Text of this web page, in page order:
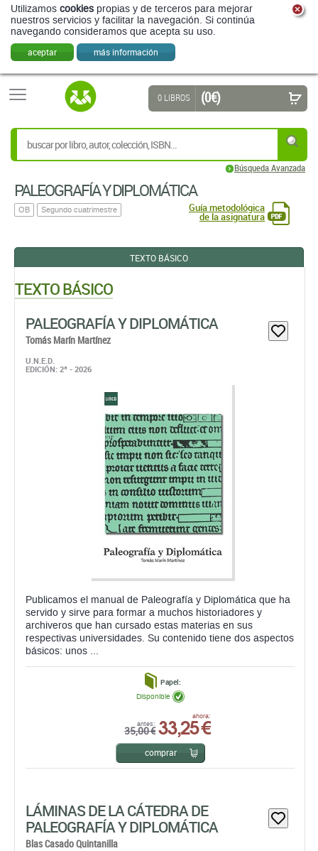
Utilizamos cookies propias y de terceros para mejorar
nuestros servicios y facilitar la navegación. Si continúa
navegando consideramos que acepta su uso.
aceptar más información
Búsqueda Avanzada
0 LIBROS (0 €)
PALEOGRAFÍA Y DIPLOMÁTICA
OB Segundo cuatrimestre Guía metodológica
de la asignatura
TEXTO BÁSICO
TEXTO BÁSICO
PALEOGRAFÍA Y DIPLOMÁTICA
Tomás Marín Martínez
U.N.E.D.
EDICIÓN: 2ª - 2026
Publicamos el manual de Paleografía y Diplomática que ha
servido y sirve para formar a muchos historiadores y
archiveros que han cursado estas materias en sus
respectivas universidades. Su contenido tiene dos aspectos
básicos: unos ...
Papel:
antes:
35,00 €
ahora:
33,25 €
Disponible
comprar
LÁMINAS DE LA CÁTEDRA DE
PALEOGRAFÍA Y DIPLOMÁTICA
Blas Casado Quintanilla